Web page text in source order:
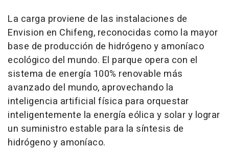
La carga proviene de las instalaciones de
Envision en Chifeng, reconocidas como la mayor
base de producción de hidrógeno y amoníaco
ecológico del mundo. El parque opera con el
sistema de energía 100% renovable más
avanzado del mundo, aprovechando la
inteligencia artificial física para orquestar
inteligentemente la energía eólica y solar y lograr
un suministro estable para la síntesis de
hidrógeno y amoníaco.